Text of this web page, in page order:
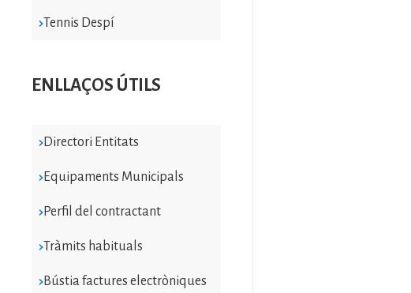
Tennis Despí
ENLLAÇOS ÚTILS
Directori Entitats
Equipaments Municipals
Perfil del contractant
Tràmits habituals
Bústia factures electròniques